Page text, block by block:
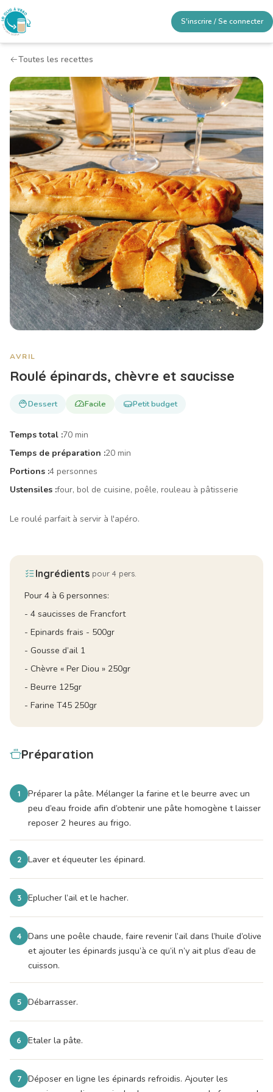
S'inscrire / Se connecter
Toutes les recettes
AVRIL
Roulé épinards, chèvre et saucisse
Dessert Facile Petit budget
Temps total :70 min
Temps de préparation :20 min
Portions :4 personnes
Ustensiles :four, bol de cuisine, poêle, rouleau à pâtisserie
Le roulé parfait à servir à l'apéro.
Ingrédients pour 4 pers.
Pour 4 à 6 personnes:
- 4 saucisses de Francfort
- Epinards frais - 500gr
- Gousse d’ail 1
- Chèvre « Per Diou » 250gr
- Beurre 125gr
- Farine T45 250gr
Préparation
1
Préparer la pâte. Mélanger la farine et le beurre avec un
peu d’eau froide afin d’obtenir une pâte homogène t laisser
reposer 2 heures au frigo.
2 Laver et équeuter les épinard.
3 Eplucher l’ail et le hacher.
4
Dans une poêle chaude, faire revenir l’ail dans l’huile d’olive
et ajouter les épinards jusqu’à ce qu’il n’y ait plus d’eau de
cuisson.
5 Débarrasser.
6 Etaler la pâte.
7
Déposer en ligne les épinards refroidis. Ajouter les